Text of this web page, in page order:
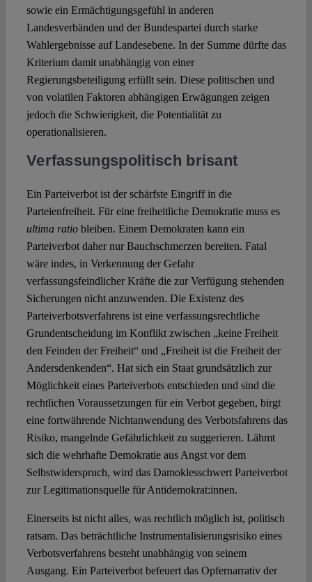
sowie ein Ermächtigungsgefühl in anderen
Landesverbänden und der Bundespartei durch starke
Wahlergebnisse auf Landesebene. In der Summe dürfte das
Kriterium damit unabhängig von einer
Regierungsbeteiligung erfüllt sein. Diese politischen und
von volatilen Faktoren abhängigen Erwägungen zeigen
jedoch die Schwierigkeit, die Potentialität zu
operationalisieren.
Verfassungspolitisch brisant
Ein Parteiverbot ist der schärfste Eingriff in die
Parteienfreiheit. Für eine freiheitliche Demokratie muss es
ultima ratio bleiben. Einem Demokraten kann ein
Parteiverbot daher nur Bauchschmerzen bereiten. Fatal
wäre indes, in Verkennung der Gefahr
verfassungsfeindlicher Kräfte die zur Verfügung stehenden
Sicherungen nicht anzuwenden. Die Existenz des
Parteiverbotsverfahrens ist eine verfassungsrechtliche
Grundentscheidung im Konflikt zwischen „keine Freiheit
den Feinden der Freiheit“ und „Freiheit ist die Freiheit der
Andersdenkenden“. Hat sich ein Staat grundsätzlich zur
Möglichkeit eines Parteiverbots entschieden und sind die
rechtlichen Voraussetzungen für ein Verbot gegeben, birgt
eine fortwährende Nichtanwendung des Verbotsfahrens das
Risiko, mangelnde Gefährlichkeit zu suggerieren. Lähmt
sich die wehrhafte Demokratie aus Angst vor dem
Selbstwiderspruch, wird das Damoklesschwert Parteiverbot
zur Legitimationsquelle für Antidemokrat:innen.
Einerseits ist nicht alles, was rechtlich möglich ist, politisch
ratsam. Das beträchtliche Instrumentalisierungsrisiko eines
Verbotsverfahrens besteht unabhängig von seinem
Ausgang. Ein Parteiverbot befeuert das Opfernarrativ der